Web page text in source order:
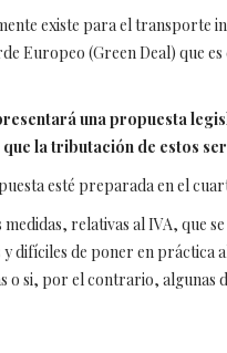
existe para el transporte
Europeo (Green Deal) que
una propuesta
la tributación de estos
esté preparada en el
medidas, relativas al IVA, que
y difíciles de poner en
o si, por el contrario, algunas